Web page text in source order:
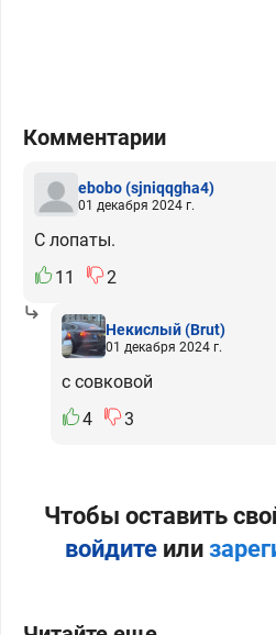
Комментарии
ebobo(sjniqqgha4)
01 декабря 2024 г.
С лопаты.
11
2
Некислый(Brut)
01 декабря 2024 г.
с совковой
4
3
Чтобы оставить
войдитеили